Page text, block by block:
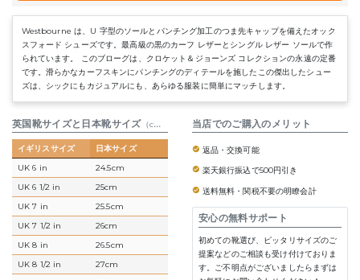
Westbourne は、U 字型のソールとパンチング加工のつま先キャップを備えたオック
スフォード シューズです。最高級の黒のカーフ レザーとシングル レザー ソールで作
られています。 このブローグは、クロケット＆ジョーンズ コレクションの永遠の定番
です。滑らかなカーフスキンにパンチングのディテールを施したこの傑出したシュー
ズは、シックにもカジュアルにも、あらゆる服装に簡単にマッチします。
英国靴サイズと日本靴サイズ （cm） 参考表
イギリスサイズ 日本サイズ
UK 6 in 24.5cm
UK 6 1/2 in 25cm
UK 7 in 25.5cm
UK 7 1/2 in 26cm
UK 8 in 26.5cm
UK 8 1/2 in 27cm
当店でのご購入のメリット
返品・交換可能
楽天銀行振込で500円引き
送料無料・関税不要の明瞭会計
安心の無料サポート
初めての靴選び、ピッタリサイズのご
提案などのご相談も受け付けておりま
す。ご不明点がございましたらまずは